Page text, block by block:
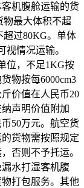
机腹舱运输的货
物最大体积不超
超过80KG。单体
视情况运输。
位，不足1KG按
物按每6000cm3
价值在人民币20
声明价值附加
50万元。航空货
货物需按照规定
否则不予托运。
水打湿客机腹
打包服务。其他